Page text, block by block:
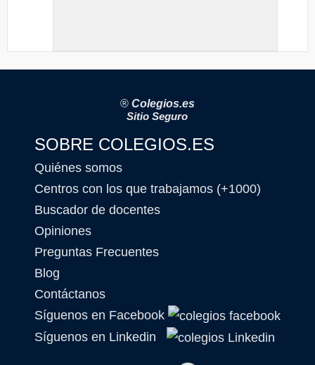
® Colegios.es
Sitio Seguro
SOBRE COLEGIOS.ES
Quiénes somos
Centros con los que trabajamos (+1000)
Buscador de docentes
Opiniones
Preguntas Frecuentes
Blog
Contáctanos
Síguenos en Facebook
Síguenos en Linkedin